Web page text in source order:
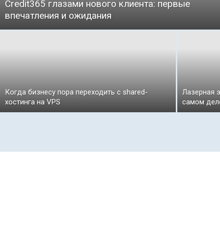
Credit365 глазами нового клиента: первые
впечатления и ожидания
Когда бизнесу пора переходить с shared-
хостинга на VPS
Лазерная
самом